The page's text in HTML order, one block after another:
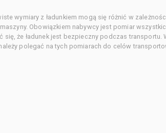
wymiary z ładunkiem mogą się różnić w
Obowiązkiem nabywcy jest pomiar
że ładunek jest bezpieczny podczas transportu.
polegać na tych pomiarach do celów